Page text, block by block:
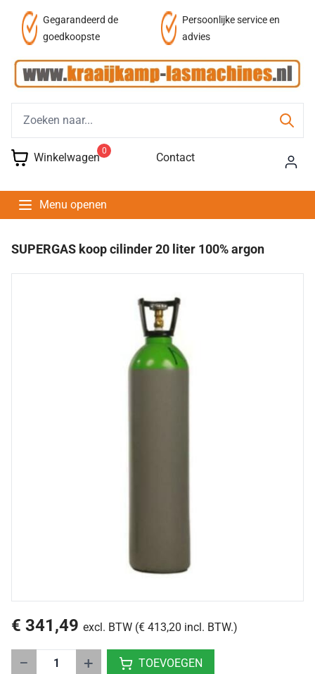
Gegarandeerd de
goedkoopste
Persoonlijke service en
advies
Winkelwagen 0 Contact
Menu openen
SUPERGAS koop cilinder 20 liter 100% argon
€ 341,49 excl. BTW (€ 413,20 incl. BTW.)
− + TOEVOEGEN